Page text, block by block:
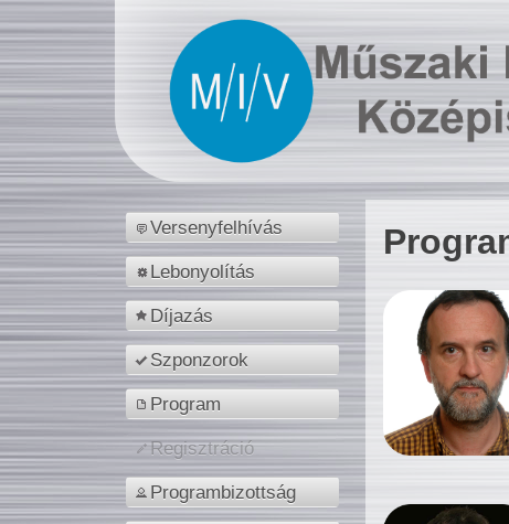
Versenyfelhívás
Lebonyolítás
Díjazás
Szponzorok
Program
Regisztráció
Programbizottság